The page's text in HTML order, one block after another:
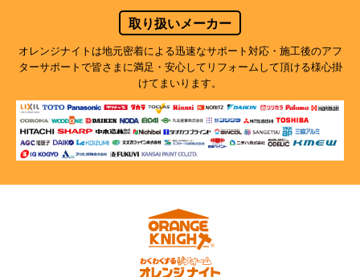
取り扱いメーカー
オレンジナイトは地元密着による迅速なサポート対応・施工後のアフ
ターサポートで皆さまに満足・安心してリフォームして頂ける様心掛
けてまいります。